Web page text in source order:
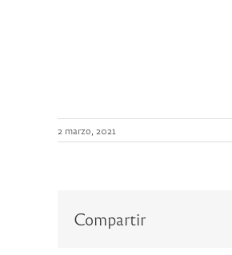
2 marzo, 2021
Compartir